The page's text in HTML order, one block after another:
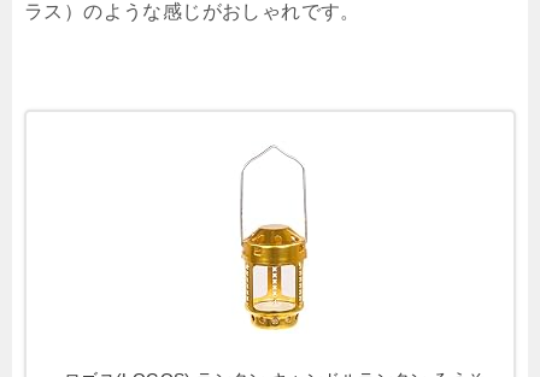
ラス）のような感じがおしゃれです。